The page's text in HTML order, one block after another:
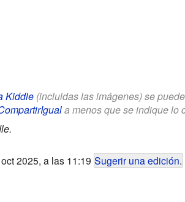
Kiddle(incluidas las imágenes) se
a menos que se indique lo
2025, a las 11:19 Sugerir una edición.